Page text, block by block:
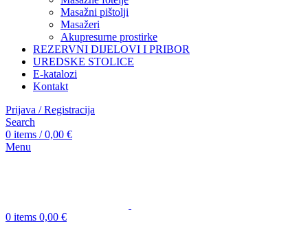
Masažni pištolji
Masažeri
Akupresurne prostirke
REZERVNI DIJELOVI I PRIBOR
UREDSKE STOLICE
E-katalozi
Kontakt
Prijava / Registracija
Search
0 items / 0,00 €
Menu
0 items 0,00 €